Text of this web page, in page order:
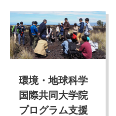
環境・地球科学
国際共同大学院
プログラム支援